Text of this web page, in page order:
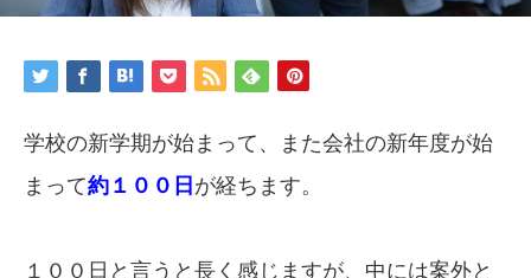
学校の新学期が始まって、また会社の新年度が始
まって約１００日 が経ちます。
１００日と言うと長く感じますが、中には案外と